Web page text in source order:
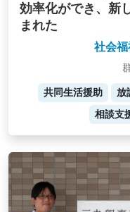
効率化ができ、新
まれた
社会
共同生活援助 放
相談支